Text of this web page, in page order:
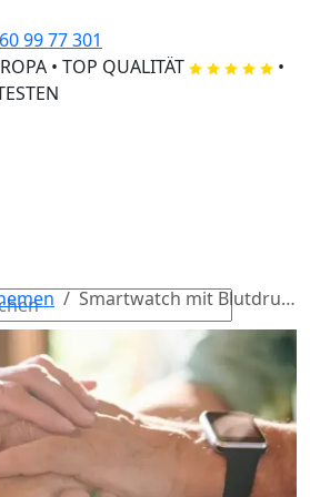
99 77 301
• TOP QUALITÄT
•
Smartwatch mit Blutdruckmessung: Ein Leitfaden rund um innovative Gesundheitsüberwachung